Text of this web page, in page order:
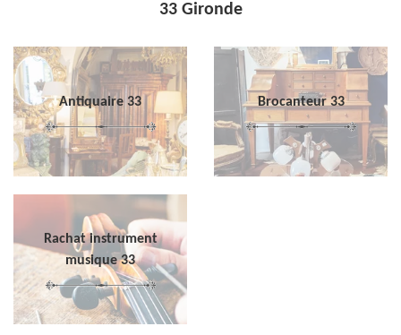
33 Gironde
Antiquaire 33 Brocanteur 33
Rachat instrument
musique 33